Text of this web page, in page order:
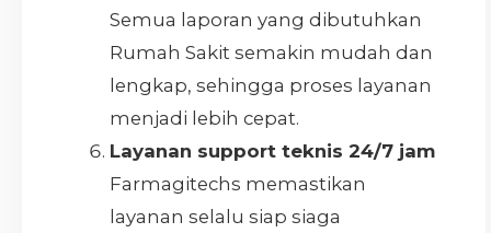
Semua laporan yang dibutuhkan
Rumah Sakit semakin mudah dan
lengkap, sehingga proses layanan
menjadi lebih cepat.
Layanan support teknis 24/7 jam
Farmagitechs memastikan
layanan selalu siap siaga